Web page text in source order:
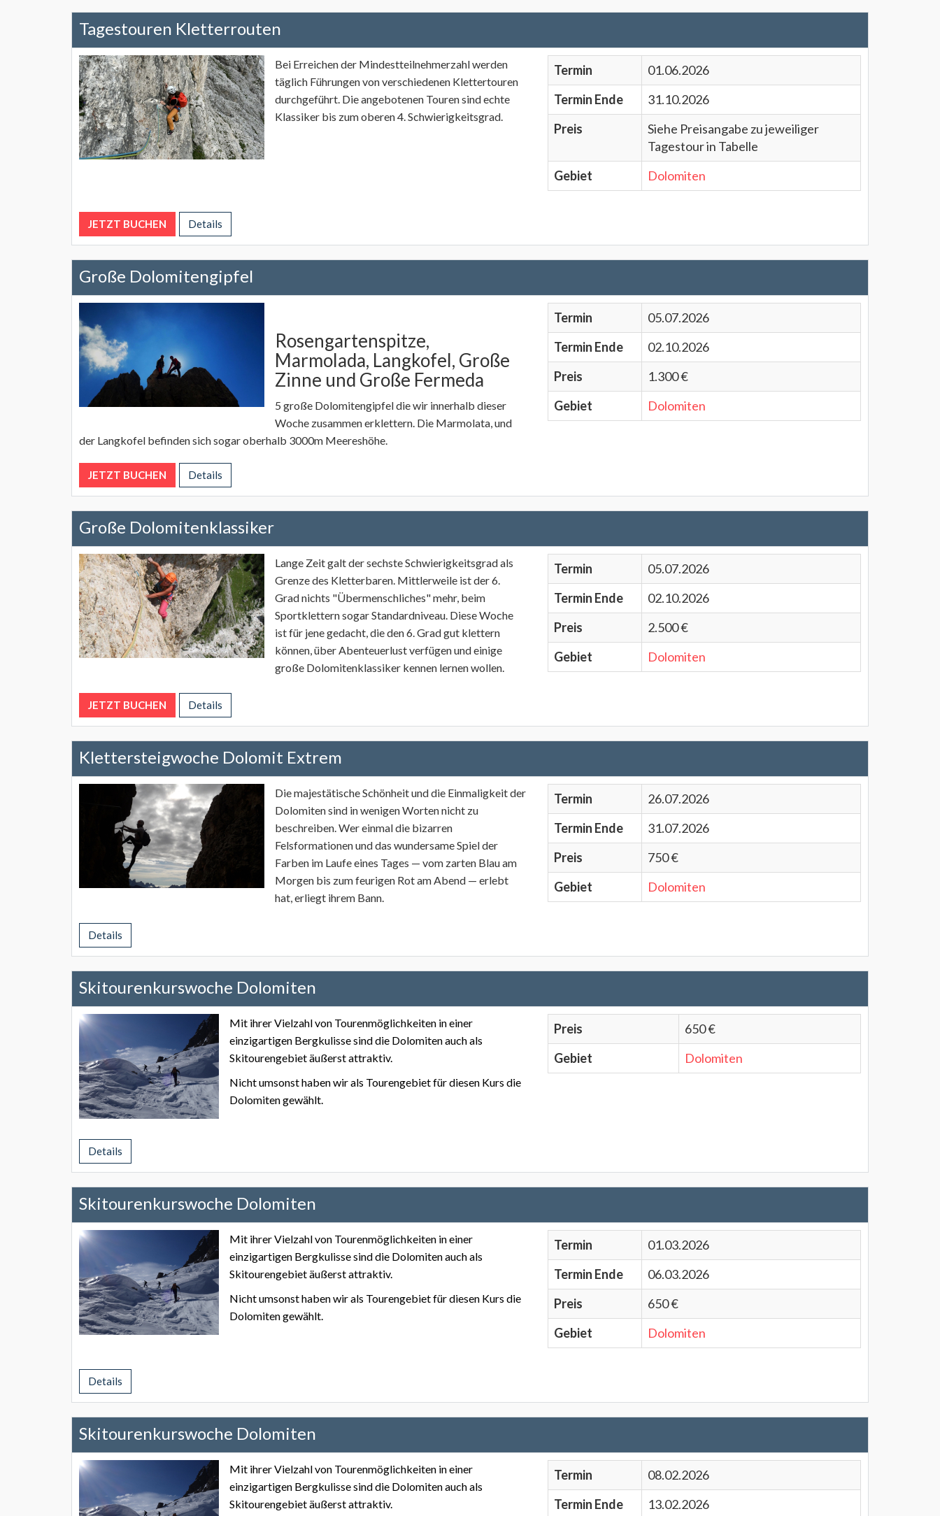
Tagestouren Kletterrouten
Bei Erreichen der Mindestteilnehmerzahl werden
täglich Führungen von verschiedenen Klettertouren
durchgeführt. Die angebotenen Touren sind echte
Klassiker bis zum oberen 4. Schwierigkeitsgrad.
Termin
01.06.2026
Termin Ende
31.10.2026
Preis
Siehe Preisangabe zu jeweiliger
Tagestour in Tabelle
Gebiet
Dolomiten
JETZT BUCHEN Details
Große Dolomitengipfel
Rosengartenspitze,
Marmolada, Langkofel, Große
Zinne und Große Fermeda
5 große Dolomitengipfel die wir innerhalb dieser
Woche zusammen erklettern. Die Marmolata, und
der Langkofel befinden sich sogar oberhalb 3000m Meereshöhe.
Termin
05.07.2026
Termin Ende
02.10.2026
Preis
1.300 €
Gebiet
Dolomiten
JETZT BUCHEN Details
Große Dolomitenklassiker
Lange Zeit galt der sechste Schwierigkeitsgrad als
Grenze des Kletterbaren. Mittlerweile ist der 6.
Grad nichts "Übermenschliches" mehr, beim
Sportklettern sogar Standardniveau. Diese Woche
ist für jene gedacht, die den 6. Grad gut klettern
können, über Abenteuerlust verfügen und einige
große Dolomitenklassiker kennen lernen wollen.
Termin
05.07.2026
Termin Ende
02.10.2026
Preis
2.500 €
Gebiet
Dolomiten
JETZT BUCHEN Details
Klettersteigwoche Dolomit Extrem
Die majestätische Schönheit und die Einmaligkeit der
Dolomiten sind in wenigen Worten nicht zu
beschreiben. Wer einmal die bizarren
Felsformationen und das wundersame Spiel der
Farben im Laufe eines Tages — vom zarten Blau am
Morgen bis zum feurigen Rot am Abend — erlebt
hat, erliegt ihrem Bann.
Termin
26.07.2026
Termin Ende
31.07.2026
Preis
750 €
Gebiet
Dolomiten
Details
Skitourenkurswoche Dolomiten
Mit ihrer Vielzahl von Tourenmöglichkeiten in einer
einzigartigen Bergkulisse sind die Dolomiten auch als
Skitourengebiet äußerst attraktiv.
Nicht umsonst haben wir als Tourengebiet für diesen Kurs die
Dolomiten gewählt.
Preis
650 €
Gebiet
Dolomiten
Details
Skitourenkurswoche Dolomiten
Mit ihrer Vielzahl von Tourenmöglichkeiten in einer
einzigartigen Bergkulisse sind die Dolomiten auch als
Skitourengebiet äußerst attraktiv.
Nicht umsonst haben wir als Tourengebiet für diesen Kurs die
Dolomiten gewählt.
Termin
01.03.2026
Termin Ende
06.03.2026
Preis
650 €
Gebiet
Dolomiten
Details
Skitourenkurswoche Dolomiten
Mit ihrer Vielzahl von Tourenmöglichkeiten in einer
einzigartigen Bergkulisse sind die Dolomiten auch als
Skitourengebiet äußerst attraktiv.
Termin
08.02.2026
Termin Ende
13.02.2026